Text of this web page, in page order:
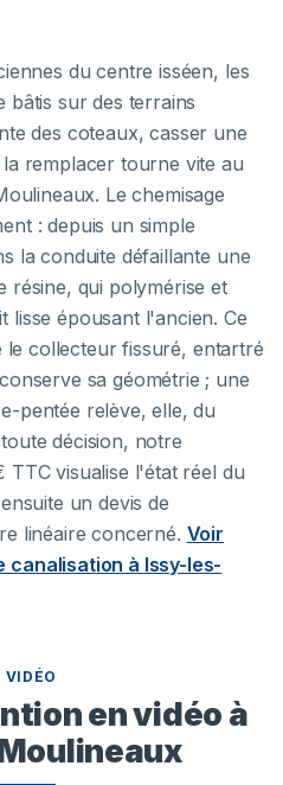
du centre isséen, les
bâtis sur des terrains
des coteaux, casser une
remplacer tourne vite au
Le chemisage
: depuis un simple
la conduite défaillante une
résine, qui polymérise et
épousant l'ancien. Ce
le collecteur fissuré, entartré
sa géométrie ; une
pentée relève, elle, du
décision, notre
TTC visualise l'état réel du
un devis de
linéaire concerné. Voir
canalisation à Issy-les-
VIDÉO
en vidéo à